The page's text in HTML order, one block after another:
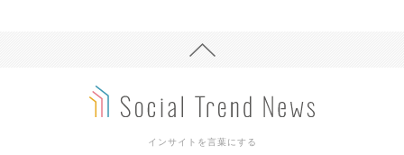
インサイトを言葉にする